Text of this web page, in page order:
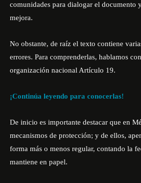
comunidades para dialogar el documento
mejora.
No obstante, de raíz el texto contiene
errores. Para comprenderlas, hablamos
organización nacional Artículo 19.
¡Continúa leyendo para conocerlas!
De inicio es importante destacar que en
mecanismos de protección; y de ellos,
forma más o menos regular, contando la
mantiene en papel.